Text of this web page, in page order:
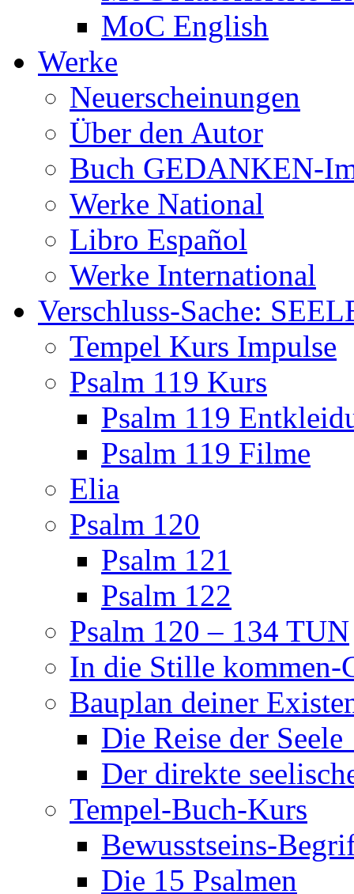
MoC English
Werke
Neuerscheinungen
Über den Autor
Buch GEDANKEN-
Werke National
Libro Español
Werke International
Verschluss-Sache:
Tempel Kurs Impulse
Psalm 119 Kurs
Psalm 119
Psalm 119 Filme
Elia
Psalm 120
Psalm 121
Psalm 122
Psalm 120 – 134 TUN
In die Stille kommen-
Bauplan deiner
Die Reise der
Der direkte
Tempel-Buch-Kurs
Bewusstseins-
Die 15 Psalmen